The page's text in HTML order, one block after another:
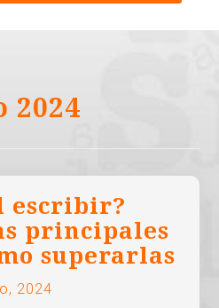
2024
escribir?
principales
superarlas
2024